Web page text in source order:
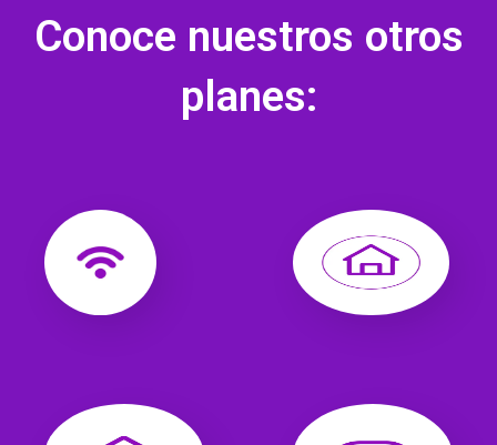
Conoce nuestros otros
planes: